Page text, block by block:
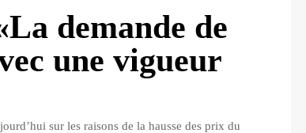
demande de
une vigueur
sur les raisons de la hausse des prix du